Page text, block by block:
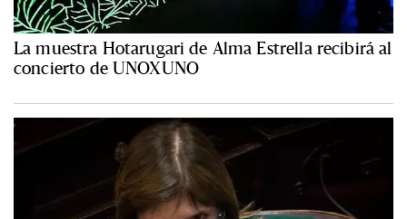
La muestra Hotarugari de Alma Estrella recibirá al
concierto de UNOXUNO